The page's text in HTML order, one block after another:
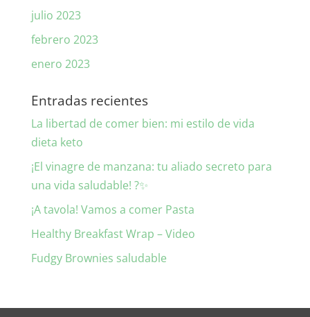
julio 2023
febrero 2023
enero 2023
Entradas recientes
La libertad de comer bien: mi estilo de vida
dieta keto
¡El vinagre de manzana: tu aliado secreto para
una vida saludable! ?✨
¡A tavola! Vamos a comer Pasta
Healthy Breakfast Wrap – Video
Fudgy Brownies saludable